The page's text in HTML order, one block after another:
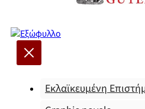
Εκλαϊκευμένη